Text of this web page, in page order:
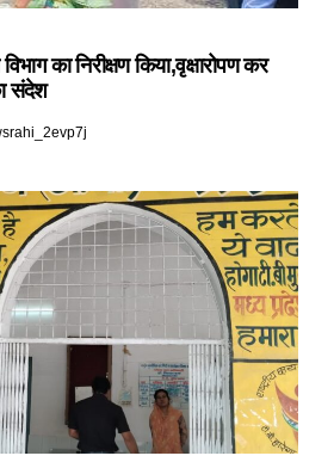
का निरीक्षण किया,वृक्षारोपण कर
संदेश